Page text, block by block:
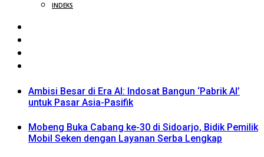
INDEKS
Ambisi Besar di Era AI: Indosat Bangun ‘Pabrik AI’
untuk Pasar Asia-Pasifik
Mobeng Buka Cabang ke-30 di Sidoarjo, Bidik Pemilik
Mobil Seken dengan Layanan Serba Lengkap